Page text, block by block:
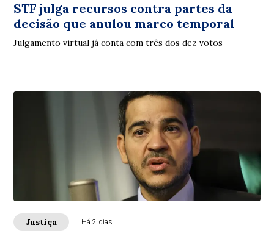
STF julga recursos contra partes da
decisão que anulou marco temporal
Julgamento virtual já conta com três dos dez votos
Justiça Há 2 dias